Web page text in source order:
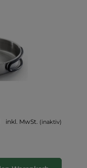
inkl. MwSt. (inaktiv)
ein oder benutze die